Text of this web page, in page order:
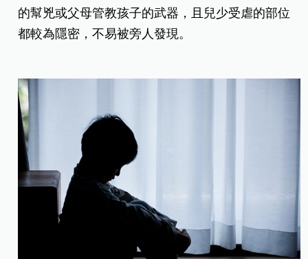
的幫兇或父母管教孩子的武器，且兒少受虐的部位
都較為隱密，不易被旁人發現。